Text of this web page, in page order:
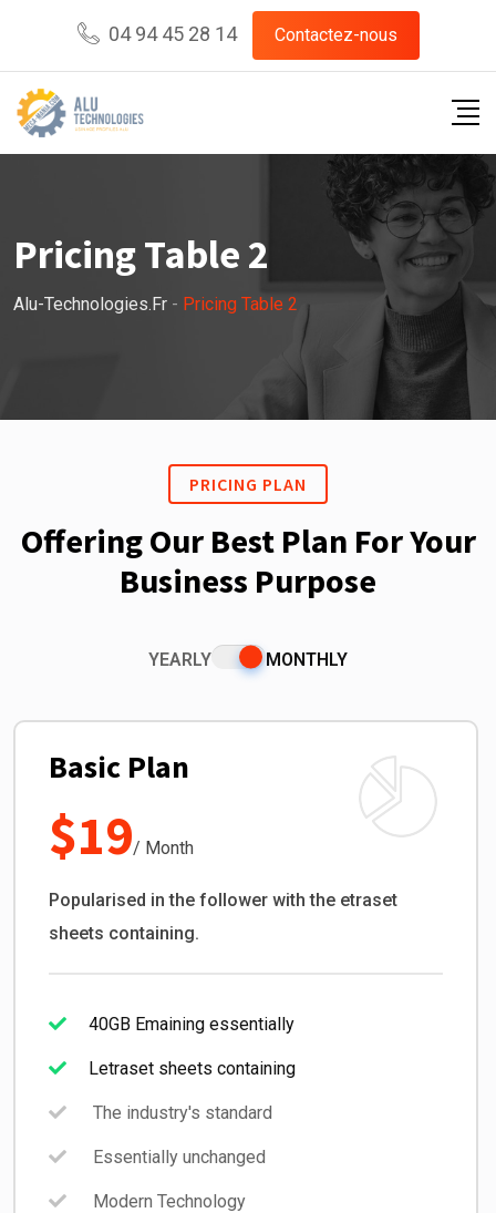
04 94 45 28 14 Contactez-nous
Pricing Table 2
Alu-Technologies.fr - Pricing Table 2
PRICING PLAN
Offering Our Best Plan For Your
Business Purpose
YEARLY MONTHLY
Basic Plan
$19/ Month
Popularised in the follower with the etraset
sheets containing.
40GB Emaining essentially
Letraset sheets containing
The industry's standard
Essentially unchanged
Modern Technology